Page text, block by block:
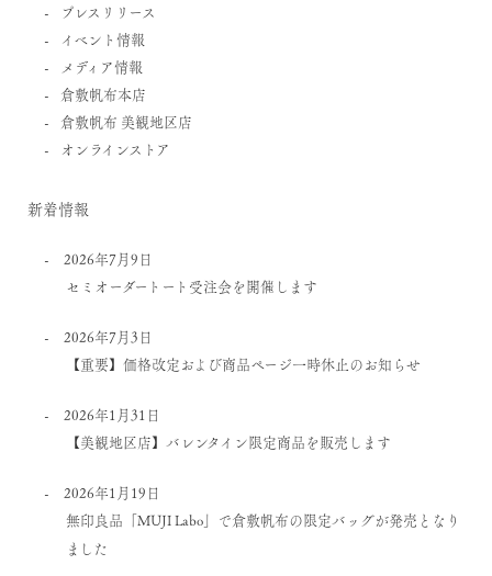
プレスリリース
イベント情報
メディア情報
倉敷帆布本店
倉敷帆布 美観地区店
オンラインストア
新着情報
2026年7月9日
セミオーダートート受注会を開催します
2026年7月3日
【重要】価格改定および商品ページ一時休止のお知らせ
2026年1月31日
【美観地区店】バレンタイン限定商品を販売します
2026年1月19日
無印良品「MUJI Labo」で倉敷帆布の限定バッグが発売となり
ました